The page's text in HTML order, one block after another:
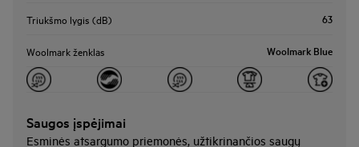
Triukšmo lygis (dB) 63
Woolmark ženklas Woolmark Blue
Saugos įspėjimai
Esminės atsargumo priemonės, užtikrinančios saugų